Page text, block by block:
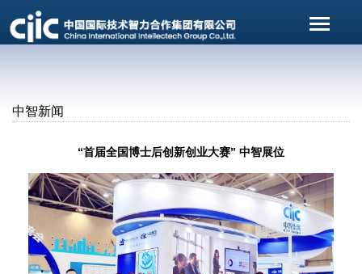
中智新闻
“首届全国博士后创新创业大赛” 中智展位